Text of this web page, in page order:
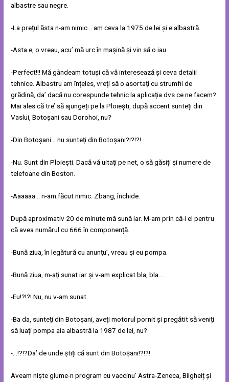
albastre sau negre.
-La prețul ăsta n-am nimic… am ceva la 1975 de lei și e albastră.
-Asta e, o vreau, acu’ mă urc în mașină și vin să o iau.
-Perfect!!! Mă gândeam totuși că vă interesează și ceva detalii
tehnice. Albastru am înțeles, vreți să o asortați cu strumfii de
grădină, da’ dacă nu corespunde tehnic la aplicația dvs ce ne facem?
Mai ales că tre’ să ajungeți pe la Ploiești, după accent sunteți din
Vaslui, Botoșani sau Dorohoi, nu?
-Din Botoșani… nu sunteți din Botoșani?!?!?!
-Nu. Sunt din Ploiești. Dacă vă uitați pe net, o să găsiți și numere de
telefoane din Boston.
-Aaaaaa… n-am făcut nimic. Zbang, închide.
După aproximativ 20 de minute mă sună iar. M-am prin că-i el pentru
că avea numărul cu 666 în componență.
-Bună ziua, în legătură cu anunțu’, vreau și eu pompa.
-Bună ziua, m-ați sunat iar și v-am explicat bla, bla…
-Eu!?!?! Nu, nu v-am sunat.
-Ba da, sunteți din Botoșani, aveți motorul pornit și pregătit să veniți
să luați pompa aia albastră la 1987 de lei, nu?
-…!?!?Da’ de unde știți că sunt din Botoșani!?!?!
Aveam niște glume-n program cu vaccinu’ Astra-Zeneca, Bilgheiț și